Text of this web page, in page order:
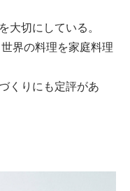
大切にしている。
界の料理を家庭料理
くりにも定評があ